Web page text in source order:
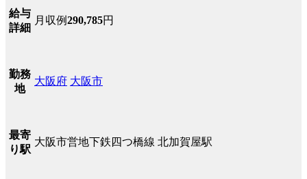
給与
詳細
月収例290,785円
勤務
地
大阪府 大阪市
最寄
り駅
大阪市営地下鉄四つ橋線 北加賀屋駅